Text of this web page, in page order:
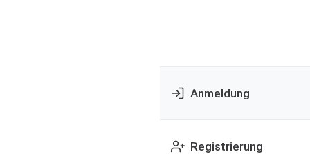
Anmeldung
Registrierung